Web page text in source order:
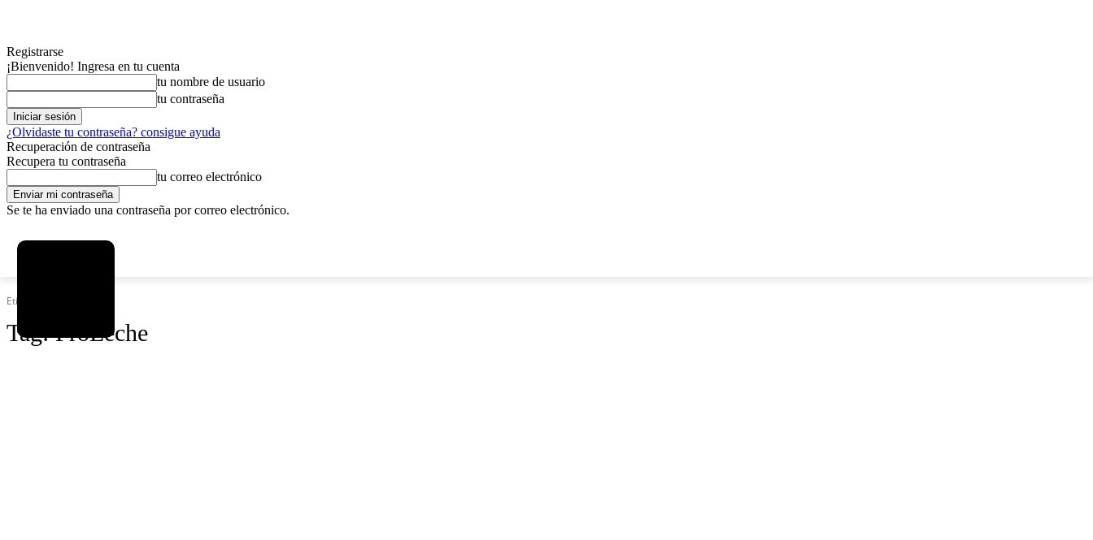
Registrarse
¡Bienvenido! Ingresa en tu cuenta
tu nombre de usuario
tu contraseña
¿Olvidaste tu contraseña? consigue ayuda
Recuperación de contraseña
Recupera tu contraseña
tu correo electrónico
Se te ha enviado una contraseña por correo electrónico.
Etiquetas
Tag:ProLeche